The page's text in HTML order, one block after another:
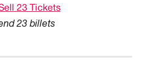
23 billets